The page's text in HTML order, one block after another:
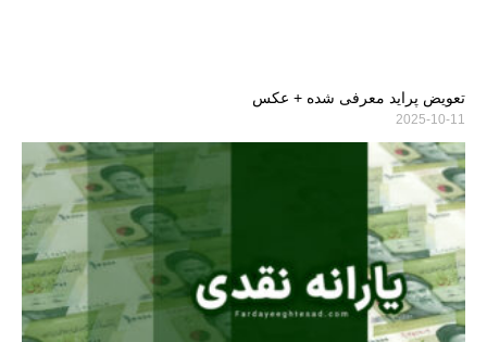
تعویض پراید معرفی شده + عکس
2025-10-11